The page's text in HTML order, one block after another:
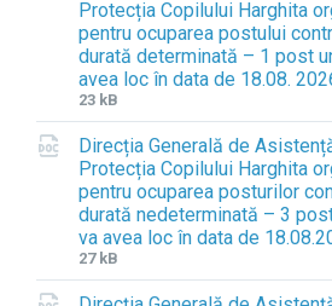
Protecția Copilului Harghita
pentru ocuparea postului
durată determinată – 1 post
avea loc în data de 18.08.
F
i
l
e
e
x
t
e
n
F
i
l
e
s
i
z
e
:
23 kB
Direcția Generală de
Protecția Copilului Harghita
pentru ocuparea posturilor
durată nedeterminată – 3
va avea loc în data de
F
i
F
i
27 kB